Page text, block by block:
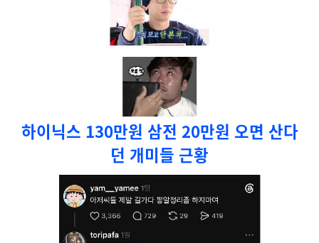
하이닉스 130만원 삼전 20만원 오면 산다
던 개미들 근황